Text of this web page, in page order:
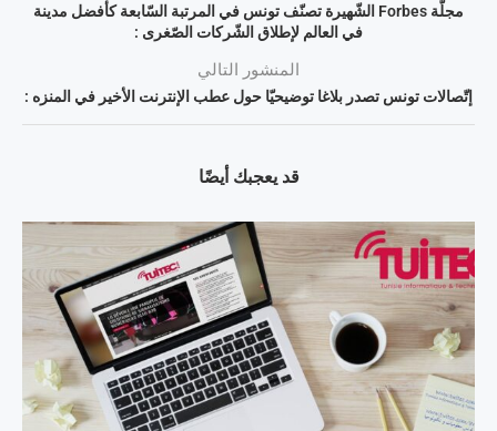
مجلّة Forbes الشّهيرة تصنّف تونس في المرتبة السّابعة كأفضل مدينة
في العالم لإطلاق الشّركات الصّغرى :
المنشور التالي
إتّصالات تونس تصدر بلاغا توضيحيّا حول عطب الإنترنت الأخير في المنزه :
قد يعجبك أيضًا